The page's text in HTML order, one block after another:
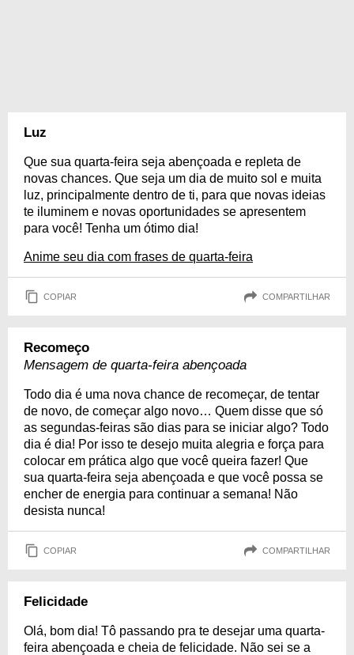
Luz
Que sua quarta-feira seja abençoada e repleta de
novas chances. Que seja um dia de muito sol e muita
luz, principalmente dentro de ti, para que novas ideias
te iluminem e novas oportunidades se apresentem
para você! Tenha um ótimo dia!
Anime seu dia com frases de quarta-feira
COPIAR COMPARTILHAR
Recomeço
Mensagem de quarta-feira abençoada
Todo dia é uma nova chance de recomeçar, de tentar
de novo, de começar algo novo… Quem disse que só
as segundas-feiras são dias para se iniciar algo? Todo
dia é dia! Por isso te desejo muita alegria e força para
colocar em prática algo que você queira fazer! Que
sua quarta-feira seja abençoada e que você possa se
encher de energia para continuar a semana! Não
desista nunca!
COPIAR COMPARTILHAR
Felicidade
Olá, bom dia! Tô passando pra te desejar uma quarta-
feira abençoada e cheia de felicidade. Não sei se a